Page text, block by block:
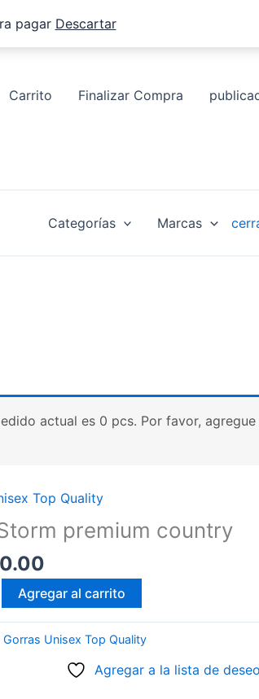
pagar Descartar
Carrito Finalizar Compra
Categorías Marcas
actual es 0 pcs. Por favor,
Top Quality
premium country
Agregar al carrito
Gorras Unisex Top Quality
Agregar a la lista de